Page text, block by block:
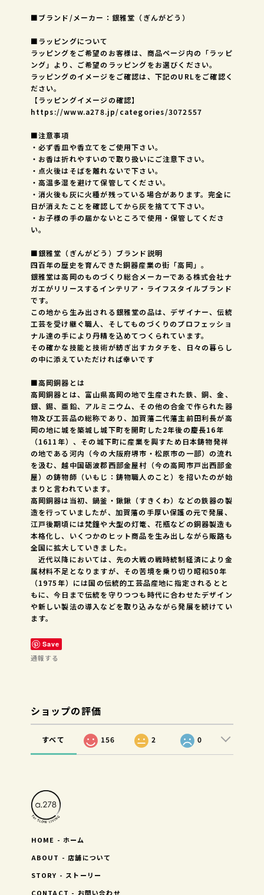
■ブランド/メーカー：銀雅堂（ぎんがどう）
■ラッピングについて
ラッピングをご希望のお客様は、商品ページ内の「ラッピ
ング」より、ご希望のラッピングをお選びください。
ラッピングのイメージをご確認は、下記のURLをご確認く
ださい。
【ラッピングイメージの確認】
https://www.a278.jp/categories/3072557
■注意事項
・必ず香皿や香立てをご使用下さい。
・お香は折れやすいので取り扱いにご注意下さい。
・点火後はそばを離れないで下さい。
・高温多湿を避けて保管してください。
・消火後も灰に火種が残っている場合があります。完全に
日が消えたことを確認してから灰を捨てて下さい。
・お子様の手の届かないところで使用・保管してくださ
い。
■銀雅堂（ぎんがどう）ブランド説明
四百年の歴史を育んできた銅器産業の街「高岡」。
銀雅堂は高岡のものづくり総合メーカーである株式会社ナ
ガエがリリースするインテリア・ライフスタイルブランド
です。
この地から生み出される銀雅堂の品は、デザイナー、伝統
工芸を受け継ぐ職人、そしてものづくりのプロフェッショ
ナル達の手により丹精を込めてつくられています。
その確かな技能と技術が紡ぎ出すカタチを、日々の暮らし
の中に添えていただければ幸いです
■高岡銅器とは
高岡銅器とは、富山県高岡の地で生産された鉄、銅、金、
銀、錫、亜鉛、アルミニウム、その他の合金で作られた器
物及び工芸品の総称であり、加賀藩二代藩主前田利長が高
岡の地に城を築城し城下町を開町した2年後の慶長16年
（1611年）、その城下町に産業を興すため日本鋳物発祥
の地である河内（今の大阪府堺市・松原市の一部）の流れ
を汲む、越中国砺波郡西部金屋村（今の高岡市戸出西部金
屋）の鋳物師（いもじ：鋳物職人のこと）を招いたのが始
まりと言われています。
高岡銅器は当初、鍋釜・鍬鍬（すきくわ）などの鉄器の製
造を行っていましたが、加賀藩の手厚い保護の元で発展、
江戸後期頃には梵鐘や大型の灯篭、花瓶などの銅器製造も
本格化し、いくつかのヒット商品を生み出しながら販路も
全国に拡大していきました。
近代以降においては、先の大戦の戦時統制経済により金
属材料不足となりますが、その苦境を乗り切り昭和50年
（1975年）には国の伝統的工芸品産地に指定されるとと
もに、今日まで伝統を守りつつも時代に合わせたデザイン
や新しい製法の導入などを取り込みながら発展を続けてい
ます。
Save
通報する
ショップの評価
すべて 156 2 0
HOME - ホーム
ABOUT - 店舗について
STORY - ストーリー
CONTACT - お問い合わせ